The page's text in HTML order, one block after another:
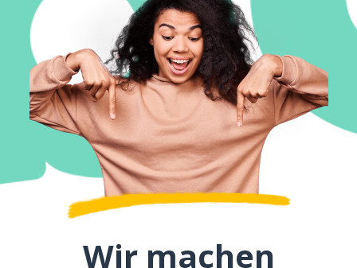
Wir machen